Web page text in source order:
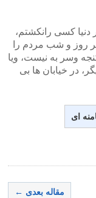
دنیا کسی رانکشتم،
روز و شب مردم را
وسر به نیست، ویا
در خیابان ها بی
ای
مقاله بعدی ←